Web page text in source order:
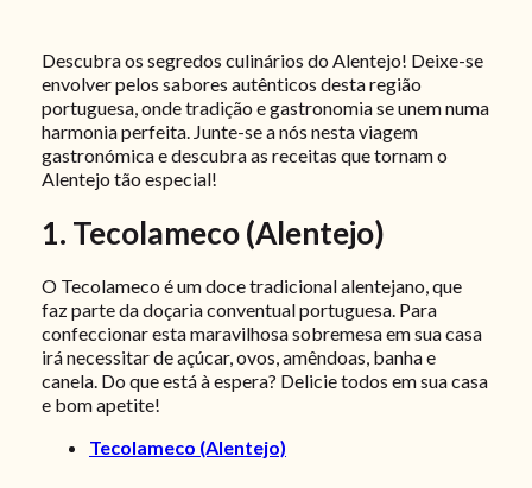
Descubra os segredos culinários do Alentejo! Deixe-se
envolver pelos sabores autênticos desta região
portuguesa, onde tradição e gastronomia se unem numa
harmonia perfeita. Junte-se a nós nesta viagem
gastronómica e descubra as receitas que tornam o
Alentejo tão especial!
1. Tecolameco (Alentejo)
O Tecolameco é um doce tradicional alentejano, que
faz parte da doçaria conventual portuguesa. Para
confeccionar esta maravilhosa sobremesa em sua casa
irá necessitar de açúcar, ovos, amêndoas, banha e
canela. Do que está à espera? Delicie todos em sua casa
e bom apetite!
Tecolameco (Alentejo)